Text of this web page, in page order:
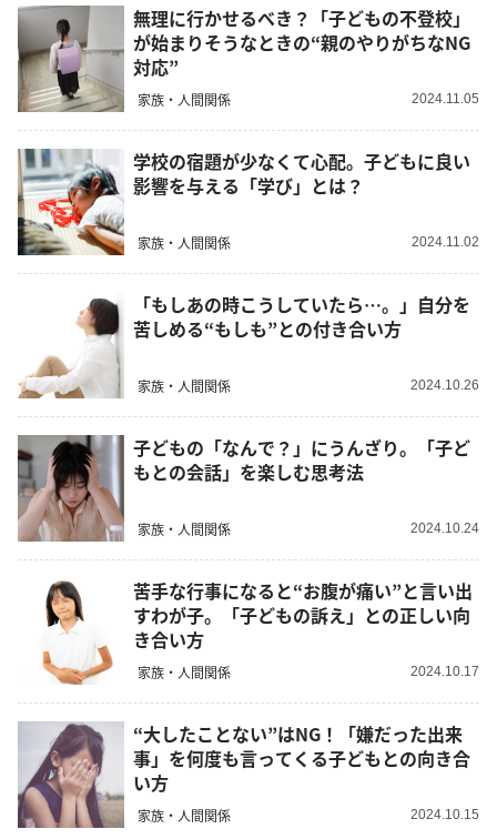
無理に行かせるべき？「子どもの不登校」
が始まりそうなときの“親のやりがちなNG
対応”
家族・人間関係 2024.11.05
学校の宿題が少なくて心配。子どもに良い
影響を与える「学び」とは？
家族・人間関係 2024.11.02
「もしあの時こうしていたら…。」自分を
苦しめる“もしも”との付き合い方
家族・人間関係 2024.10.26
子どもの「なんで？」にうんざり。「子ど
もとの会話」を楽しむ思考法
家族・人間関係 2024.10.24
苦手な行事になると“お腹が痛い”と言い出
すわが子。「子どもの訴え」との正しい向
き合い方
家族・人間関係 2024.10.17
“大したことない”はNG！「嫌だった出来
事」を何度も言ってくる子どもとの向き合
い方
家族・人間関係 2024.10.15